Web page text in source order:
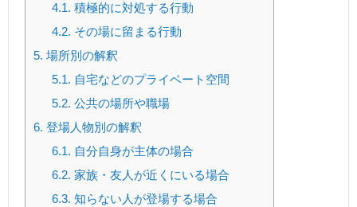
4.1. 積極的に対処する行動
4.2. その場に留まる行動
5. 場所別の解釈
5.1. 自宅などのプライベート空間
5.2. 公共の場所や職場
6. 登場人物別の解釈
6.1. 自分自身が主体の場合
6.2. 家族・友人が近くにいる場合
6.3. 知らない人が登場する場合